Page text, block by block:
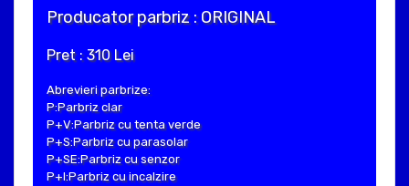
Producator parbriz : ORIGINAL
Pret : 310 Lei
Abrevieri parbrize:
P:Parbriz clar
P+V:Parbriz cu tenta verde
P+S:Parbriz cu parasolar
P+SE:Parbriz cu senzor
P+I:Parbriz cu incalzire